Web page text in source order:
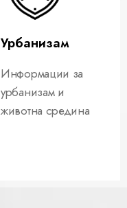
Урбанизам
Информации за
урбанизам и
животна средина